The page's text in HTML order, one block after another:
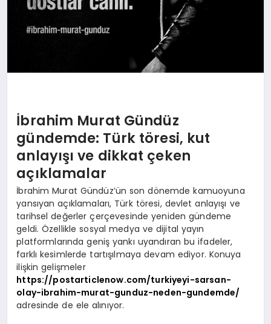
İbrahim Murat Gündüz
gündemde: Türk töresi, kut
anlayışı ve dikkat çeken
açıklamalar
İbrahim Murat Gündüz’ün son dönemde kamuoyuna
yansıyan açıklamaları, Türk töresi, devlet anlayışı ve
tarihsel değerler çerçevesinde yeniden gündeme
geldi. Özellikle sosyal medya ve dijital yayın
platformlarında geniş yankı uyandıran bu ifadeler,
farklı kesimlerde tartışılmaya devam ediyor. Konuya
ilişkin gelişmeler
https://postarticlenow.com/turkiyeyi-sarsan-
olay-ibrahim-murat-gunduz-neden-gundemde/
adresinde de ele alınıyor.